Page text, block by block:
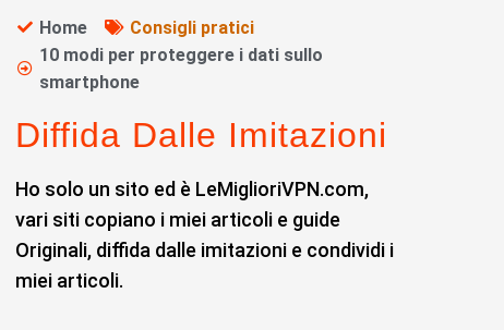
Home
Consigli pratici
10 modi per proteggere i dati sullo
smartphone
Diffida Dalle Imitazioni
Ho solo un sito ed è LeMiglioriVPN.com,
vari siti copiano i miei articoli e guide
Originali, diffida dalle imitazioni e condividi i
miei articoli.